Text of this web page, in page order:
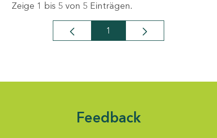
Zeige 1 bis 5 von 5 Einträgen.
Seite
1
Feedback